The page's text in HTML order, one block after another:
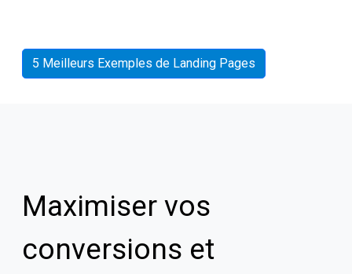
5 Meilleurs Exemples de Landing Pages
Maximiser vos
conversions et